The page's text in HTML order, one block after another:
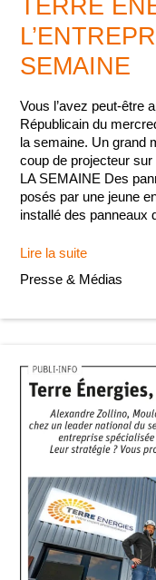
TERRE
SEMAINE
Vous l’avez peut-être
Républicain du
la semaine. Un grand
coup de projecteur sur
LA SEMAINE Des
posés par une jeune
installé des panneaux
TERRE
L’ENTREPRISE
LA
Lire la suite
Presse & Médias